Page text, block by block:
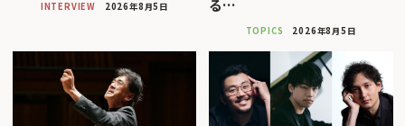
INTERVIEW 2026年8月5日
る…
TOPICS 2026年8月5日